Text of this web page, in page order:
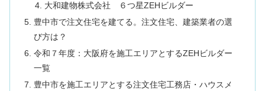
大和建物株式会社 ６つ星ZEHビルダー
豊中市で注文住宅を建てる。注文住宅、建築業者の選
び方は？
令和７年度：大阪府を施工エリアとするZEHビルダー
一覧
豊中市を施工エリアとする注文住宅工務店・ハウスメ